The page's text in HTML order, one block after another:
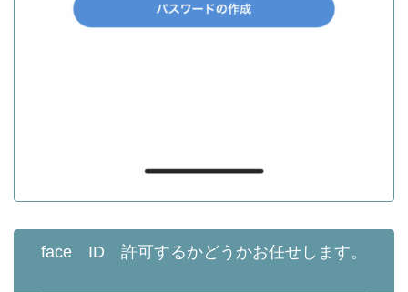
face ID 許可するかどうかお任せします。